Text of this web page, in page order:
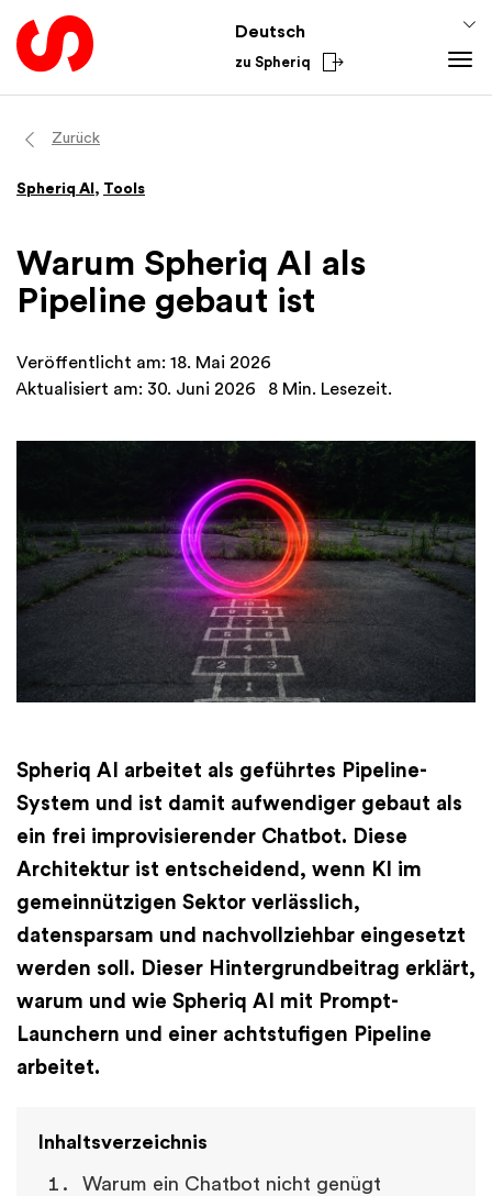
Deutsch
zu Spheriq
Verzeichnis
Recherche
Spenden-Tools
Finanzen
Academy
International
Zurück
Spheriq AI , Tools
Warum Spheriq AI als
Pipeline gebaut ist
Veröffentlicht am: 18. Mai 2026
Aktualisiert am: 30. Juni 2026
8 Min. Lesezeit.
Spheriq AI arbeitet als geführtes Pipeline-
System und ist damit aufwendiger gebaut als
ein frei improvisierender Chatbot. Diese
Architektur ist entscheidend, wenn KI im
gemeinnützigen Sektor verlässlich,
datensparsam und nachvollziehbar eingesetzt
werden soll. Dieser Hintergrundbeitrag erklärt,
warum und wie Spheriq AI mit Prompt-
Launchern und einer achtstufigen Pipeline
arbeitet.
Inhaltsverzeichnis
Warum ein Chatbot nicht genügt